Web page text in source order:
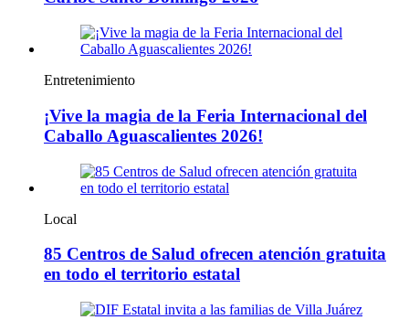
Entretenimiento
¡Vive la magia de la Feria Internacional del
Caballo Aguascalientes 2026!
Local
85 Centros de Salud ofrecen atención gratuita
en todo el territorio estatal